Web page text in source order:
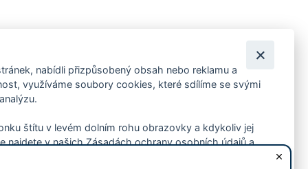
pozvánky na kulturní a sportovní akce?
nabídli přizpůsobený obsah nebo reklamu a
využíváme soubory cookies, které sdílíme se svými
štítu v levém dolním rohu obrazovky a kdykoliv jej
najdete v našich Zásadách ochrany osobních údajů a